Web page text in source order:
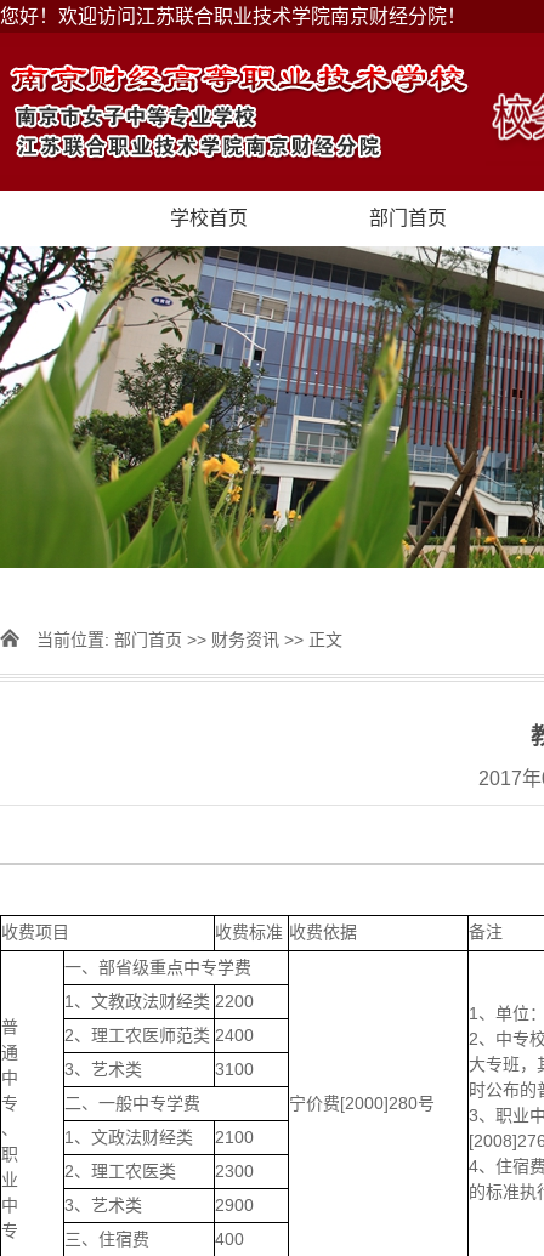
您好！欢迎访问江苏联合职业技术学院南京财经分院！
学校首页 部门首页
当前位置: 部门首页 >> 财务资讯 >> 正文
2017
收费项目 收费标准 收费依据 备注
普
通
中
专
、
职
业
中
专
一、部省级重点中专学费
宁价费[2000]280号
1、单位
2、中专
大专班，
时公布的
3、职业
4、住宿
的标准执
1、文教政法财经类 2200
2、理工农医师范类 2400
3、艺术类
3100
二、一般中专学费
1、文政法财经类
2100
2、理工农医类
2300
3、艺术类
2900
三、住宿费
400